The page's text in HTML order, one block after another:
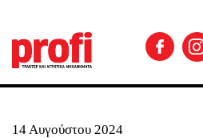
14 Αυγούστου 2024